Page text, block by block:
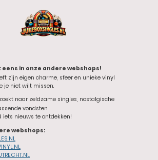
eens in onze andere webshops!
zijn eigen charme, sfeer en unieke vinyl
je niet wilt missen.
naar zeldzame singles, nostalgische
vondsten…
iets nieuws te ontdekken!
webshops: